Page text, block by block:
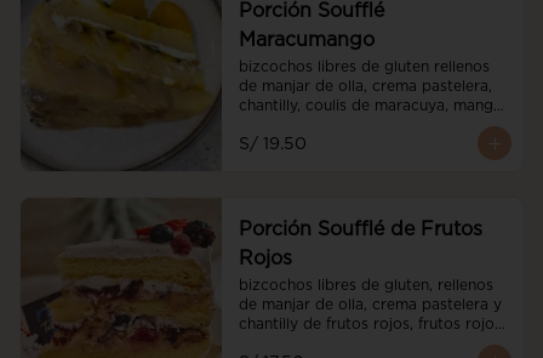
Porción Soufflé
Maracumango
bizcochos libres de gluten rellenos
de manjar de olla, crema pastelera,
chantilly, coulis de maracuya, mango
S/ 19.50
Porción Soufflé de Frutos
Rojos
bizcochos libres de gluten, rellenos
de manjar de olla, crema pastelera y
chantilly de frutos rojos, frutos rojos